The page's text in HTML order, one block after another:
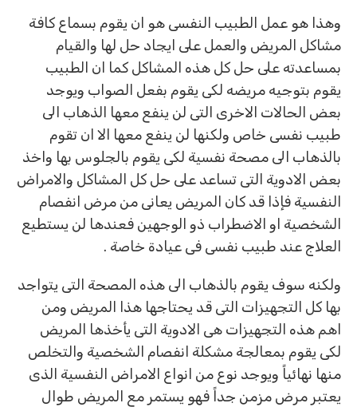
وهذا هو عمل الطبيب النفسى هو ان يقوم بسماع كافة
مشاكل المريض والعمل على ايجاد حل لها والقيام
بمساعدته على حل كل هذه المشاكل كما ان الطبيب
يقوم بتوجيه مريضه لكى يقوم بفعل الصواب ويوجد
بعض الحالات الاخرى التى لن ينفع معها الذهاب الى
طبيب نفسى خاص ولكنها لن ينفع معها الا ان تقوم
بالذهاب الى مصحة نفسية لكى يقوم بالجلوس بها واخذ
بعض الادوية التى تساعد على حل كل المشاكل والامراض
النفسية فإذا قد كان المريض يعانى من مرض انفصام
الشخصية او الاضطراب ذو الوجهين فعندها لن يستطيع
العلاج عند طبيب نفسى فى عيادة خاصة .
ولكنه سوف يقوم بالذهاب الى هذه المصحة التى يتواجد
بها كل التجهيزات التى قد يحتاجها هذا المريض ومن
اهم هذه التجهيزات هى الادوية التى يأخذها المريض
لكى يقوم بمعالجة مشكلة انفصام الشخصية والتخلص
منها نهائياً ويوجد نوع من انواع الامراض النفسية الذى
يعتبر مرض مزمن جداً فهو يستمر مع المريض طوال